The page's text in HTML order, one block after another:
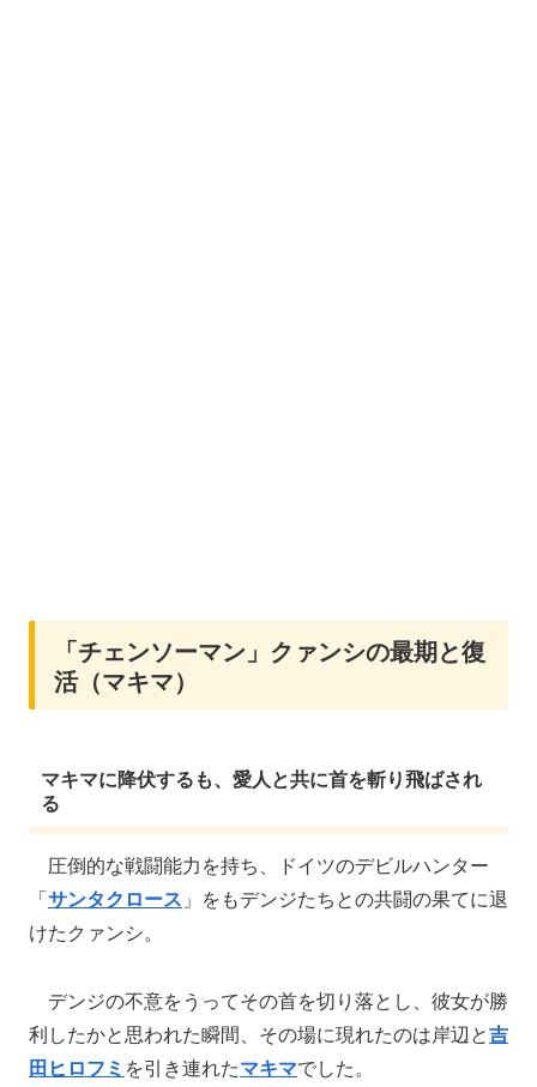
「チェンソーマン」クァンシの最期と復
活（マキマ）
マキマに降伏するも、愛人と共に首を斬り飛ばされ
る
圧倒的な戦闘能力を持ち、ドイツのデビルハンター
「サンタクロース 」をもデンジたちとの共闘の果てに退
けたクァンシ。
デンジの不意をうってその首を切り落とし、彼女が勝
利したかと思われた瞬間、その場に現れたのは岸辺と吉
田ヒロフミ を引き連れたマキマでした。